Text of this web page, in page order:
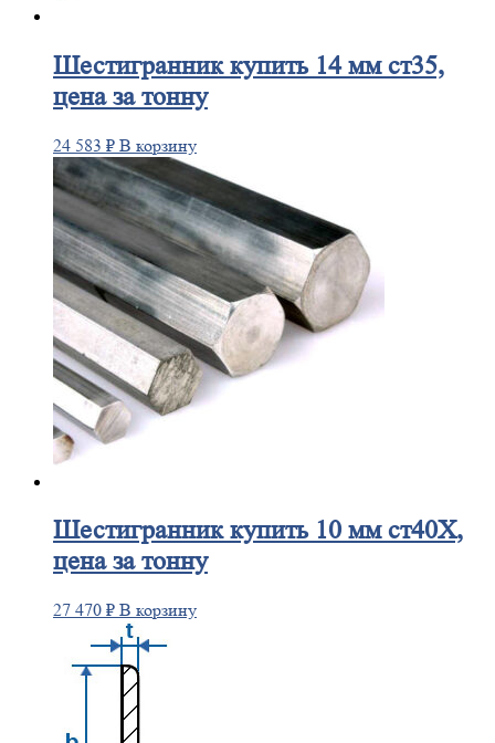
Шестигранниккупить 14 мм ст35,
цена за тонну
24 583 ₽ В корзину
Шестигранниккупить 10 мм ст40Х,
цена за тонну
27 470 ₽ В корзину